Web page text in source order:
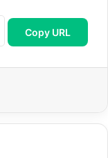
Copy URL